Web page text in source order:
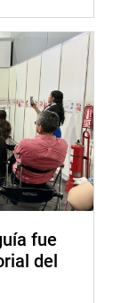
fue
del